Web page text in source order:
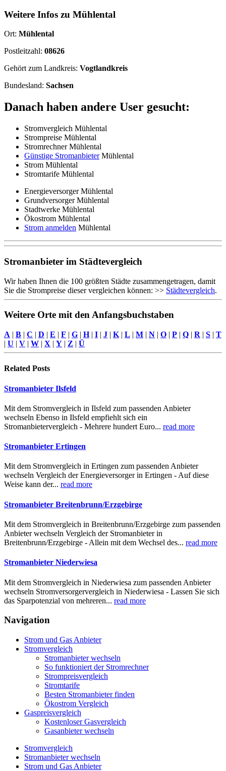
Weitere Infos zu Mühlental
Ort: Mühlental
Postleitzahl: 08626
Gehört zum Landkreis: Vogtlandkreis
Bundesland: Sachsen
Danach haben andere User gesucht:
Stromvergleich Mühlental
Strompreise Mühlental
Stromrechner Mühlental
Günstige StromanbieterMühlental
Strom Mühlental
Stromtarife Mühlental
Energieversorger Mühlental
Grundversorger Mühlental
Stadtwerke Mühlental
Ökostrom Mühlental
Strom anmelden Mühlental
Stromanbieter im Städtevergleich
Wir haben Ihnen die 100 größten Städte zusammengetragen, damit
Sie die Strompreise dieser vergleichen können: >> Städtevergleich.
Weitere Orte mit den Anfangsbuchstaben
A | B | C | D | E | F | G | H| I | J | K | L | M | N | O | P | Q | R | S | T
| U | V | W | X | Y | Z | Ü
Related Posts
Stromanbieter Ilsfeld
Mit dem Stromvergleich in Ilsfeld zum passenden Anbieter
wechseln Ebenso in Ilsfeld empfiehlt sich ein
Stromanbietervergleich - Mehrere hundert Euro... read more
Stromanbieter Ertingen
Mit dem Stromvergleich in Ertingen zum passenden Anbieter
wechseln Vergleich der Energieversorger in Ertingen - Auf diese
Weise kann der... read more
Stromanbieter Breitenbrunn/Erzgebirge
Mit dem Stromvergleich in Breitenbrunn/Erzgebirge zum passenden
Anbieter wechseln Vergleich der Stromanbieter in
Breitenbrunn/Erzgebirge - Allein mit dem Wechsel des... read more
Stromanbieter Niederwiesa
Mit dem Stromvergleich in Niederwiesa zum passenden Anbieter
wechseln Stromversorgervergleich in Niederwiesa - Lassen Sie sich
das Sparpotenzial von mehreren... read more
Navigation
Strom und Gas Anbieter
Stromvergleich
Stromanbieter wechseln
So funktioniert der Stromrechner
Strompreisvergleich
Stromtarife
Besten Stromanbieter finden
Ökostrom Vergleich
Gaspreisvergleich
Kostenloser Gasvergleich
Gasanbieter wechseln
Stromvergleich
Stromanbieter wechseln
Strom und Gas Anbieter